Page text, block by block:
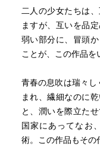
二人の少女たちは
ますが、互いを品
弱い部分に、冒頭
ことが、この作品を
青春の息吹は瑞々し
まれ、繊細なのに
と、潤いを際立た
国家にあってなお
術。この作品もその